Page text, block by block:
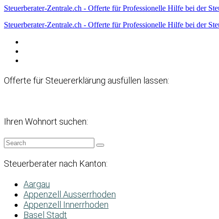
Steuerberater-Zentrale.ch - Offerte für Professionelle Hilfe bei der
Steuerberater-Zentrale.ch - Offerte für Professionelle Hilfe bei der
Offerte für Steuererklärung ausfüllen lassen:
Ihren Wohnort suchen:
Steuerberater nach Kanton:
Aargau
Appenzell Ausserrhoden
Appenzell Innerrhoden
Basel Stadt